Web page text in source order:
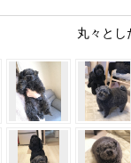
丸々とし